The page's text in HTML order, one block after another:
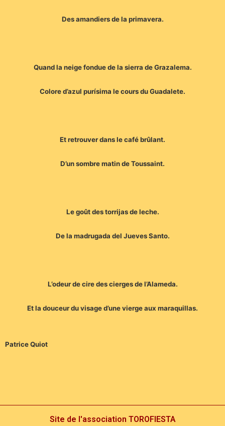
Des amandiers de la primavera.
Quand la neige fondue de la sierra de Grazalema.
Colore d’azul purísima le cours du Guadalete.
Et retrouver dans le café brûlant.
D’un sombre matin de Toussaint.
Le goût des torrijas de leche.
De la madrugada del Jueves Santo.
L’odeur de cire des cierges de l’Alameda.
Et la douceur du visage d’une vierge aux maraquillas.
Patrice Quiot
Site de l'association TOROFIESTA